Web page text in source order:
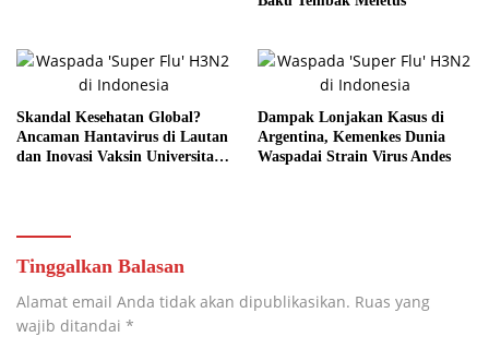
Skandal Kesehatan Global?
Ancaman Hantavirus di Lautan
dan Inovasi Vaksin Universitas
Dampak Lonjakan Kasus di
Argentina, Kemenkes Dunia
Waspadai Strain Virus Andes
Tinggalkan Balasan
Alamat email Anda tidak akan dipublikasikan. Ruas yang
wajib ditandai *